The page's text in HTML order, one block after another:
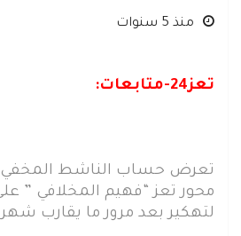
منذ 5 سنوات
تعز24-متابعات:
تعرض حساب الناشط
محور تعز “فهيم المخلافي ”
لتهكير بعد مرور ما يقارب